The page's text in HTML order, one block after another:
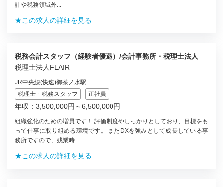
計や税務領域外...
★この求人の詳細を見る
税務会計スタッフ（経験者優遇）/会計事務所・税理士法人
税理士法人FLAIR
JR中央線(快速)御茶ノ水駅...
税理士・税務スタッフ
正社員
年収：3,500,000円～6,500,000円
組織強化のための増員です！ 評価制度やしっかりとしており、目標をも
って仕事に取り組める環境です。 またDXを強みとして成長している事
務所ですので、残業時...
★この求人の詳細を見る